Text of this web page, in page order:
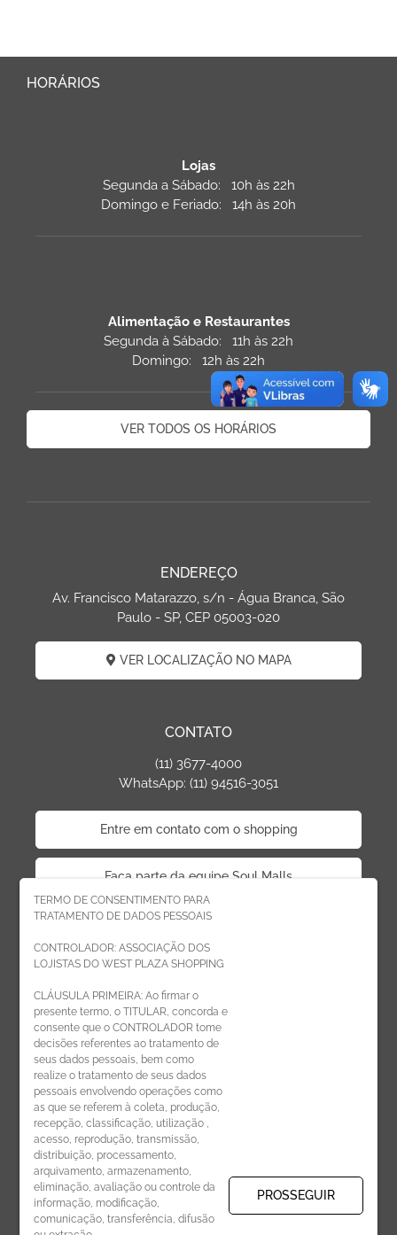
TERMO DE CONSENTIMENTO PARA
TRATAMENTO DE DADOS PESSOAIS
CONTROLADOR: ASSOCIAÇÃO DOS
LOJISTAS DO WEST PLAZA SHOPPING
CLÁUSULA PRIMEIRA: Ao firmar o
presente termo, o TITULAR, concorda e
consente que o CONTROLADOR tome
decisões referentes ao tratamento de
seus dados pessoais, bem como
realize o tratamento de seus dados
pessoais envolvendo operações como
as que se referem à coleta, produção,
recepção, classificação, utilização ,
acesso, reprodução, transmissão,
distribuição, processamento,
arquivamento, armazenamento,
eliminação, avaliação ou controle da
informação, modificação,
comunicação, transferência, difusão
PROSSEGUIR
HORÁRIOS
Lojas
Segunda a Sábado: 10h às 22h
Domingo e Feriado: 14h às 20h
Alimentação e Restaurantes
Segunda à Sábado: 11h às 22h
Domingo: 12h às 22h
VER TODOS OS HORÁRIOS
ENDEREÇO
Av. Francisco Matarazzo, s/n - Água Branca, São
Paulo - SP, CEP 05003-020
VER LOCALIZAÇÃO NO MAPA
CONTATO
(11) 3677-4000
WhatsApp: (11) 94516-3051
Entre em contato com o shopping
Faça parte da equipe Soul Malls
Faça parte da equipe West Plaza
Politica de privacidade
Código de Ética de Parceiros
CADASTRE-SE
Receba novidades por e-mail: